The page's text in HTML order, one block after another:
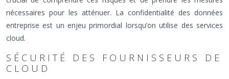
nécessaires pour les atténuer. La confidentialité des données
entreprise est un enjeu primordial lorsqu’on utilise des services
cloud.
SÉCURITÉ DES FOURNISSEURS DE
CLOUD